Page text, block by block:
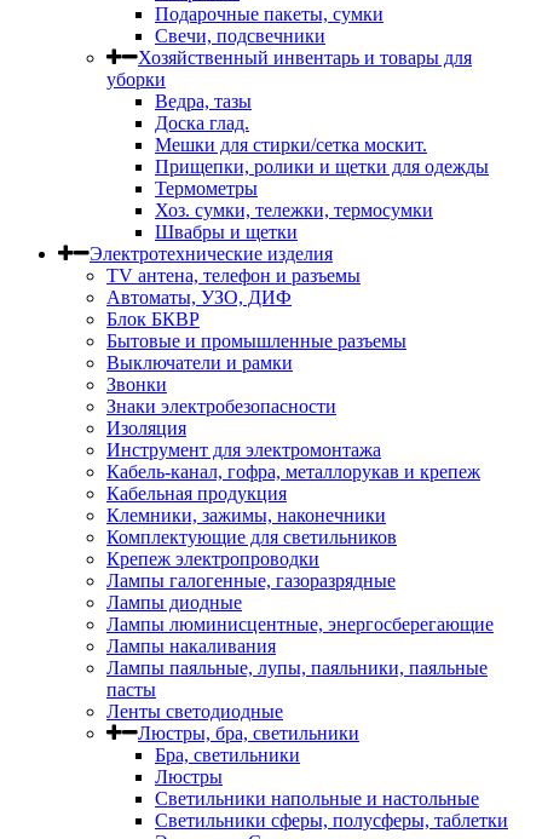
Подарочные пакеты, сумки
Свечи, подсвечники
Хозяйственный инвентарь и товары для
уборки
Ведра, тазы
Доска глад.
Мешки для стирки/сетка москит.
Прищепки, ролики и щетки для одежды
Термометры
Хоз. сумки, тележки, термосумки
Швабры и щетки
Электротехнические изделия
TV aнтена, телефон и разъемы
Автоматы, УЗО, ДИФ
Блок БКВР
Бытовые и промышленные разъемы
Выключатели и рамки
Звонки
Знаки электробезопасности
Изоляция
Инструмент для электромонтажа
Кабель-канал, гофра, металлорукав и крепеж
Кабельная продукция
Клемники, зажимы, наконечники
Комплектующие для светильников
Крепеж электропроводки
Лампы галогенные, газоразрядные
Лампы диодные
Лампы люминисцентные, энергосберегающие
Лампы накаливания
Лампы паяльные, лупы, паяльники, паяльные
пасты
Ленты светодиодные
Люстры, бра, светильники
Бра, светильники
Люстры
Светильники напольные и настольные
Светильники сферы, полусферы, таблетки